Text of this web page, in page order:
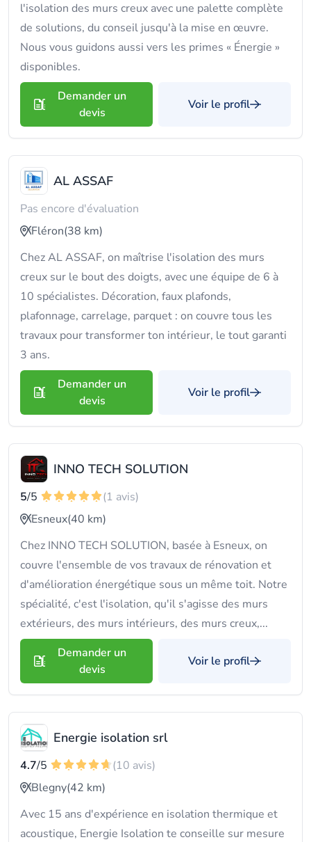
l'isolation des murs creux avec une palette complète
de solutions, du conseil jusqu'à la mise en œuvre.
Nous vous guidons aussi vers les primes « Énergie »
disponibles.
Demander un
devis
Voir le profil
AL ASSAF
Pas encore d'évaluation
Fléron(38 km)
Chez AL ASSAF, on maîtrise l'isolation des murs
creux sur le bout des doigts, avec une équipe de 6 à
10 spécialistes. Décoration, faux plafonds,
plafonnage, carrelage, parquet : on couvre tous les
travaux pour transformer ton intérieur, le tout garanti
3 ans.
Demander un
devis
Voir le profil
INNO TECH SOLUTION
5/5
(1 avis)
Esneux(40 km)
Chez INNO TECH SOLUTION, basée à Esneux, on
couvre l'ensemble de vos travaux de rénovation et
d'amélioration énergétique sous un même toit. Notre
spécialité, c'est l'isolation, qu'il s'agisse des murs
extérieurs, des murs intérieurs, des murs creux,...
Demander un
devis
Voir le profil
Energie isolation srl
4.7/5
(10 avis)
Blegny(42 km)
Avec 15 ans d'expérience en isolation thermique et
acoustique, Energie Isolation te conseille sur mesure